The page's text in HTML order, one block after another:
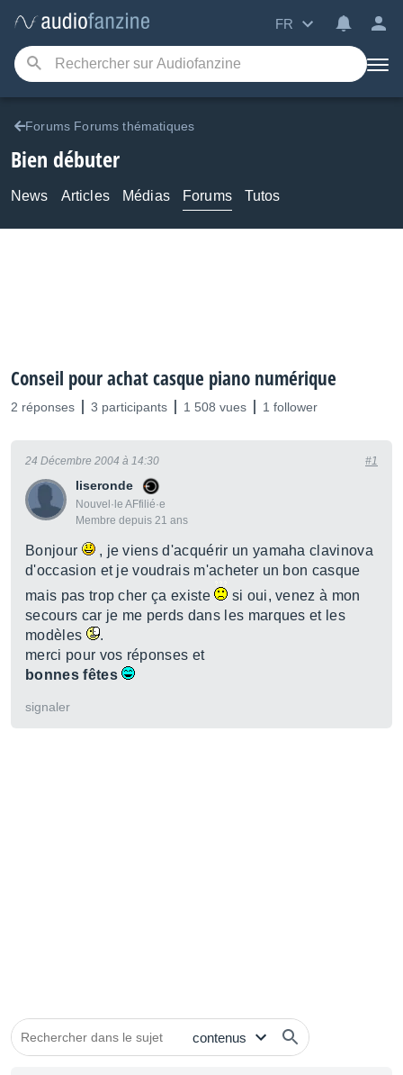
FR
Forums Forums thématiques
Bien débuter
News Articles Médias Forums Tutos
Conseil pour achat casque piano numérique
2 réponses 3 participants 1 508 vues 1 follower
liseronde
Nouvel·le AFfilié·e
Membre depuis 21 ans
24 Décembre 2004 à 14:30 #1
Bonjour
, je viens d'acquérir un yamaha clavinova
d'occasion et je voudrais m'acheter un bon casque
mais pas trop cher ça existe
si oui, venez à mon
secours car je me perds dans les marques et les
modèles
.
merci pour vos réponses et
bonnes fêtes
signaler